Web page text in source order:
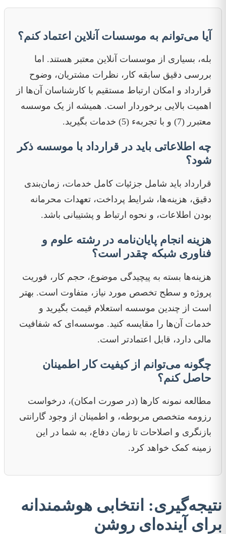
آیا می‌توانم به موسسات آنلاین اعتماد کنم؟
بله، بسیاری از موسسات آنلاین معتبر هستند. اما
بررسی دقیق سابقه کار، نظرات مشتریان، وضوح
قرارداد و امکان ارتباط مستقیم با کارشناسان آن‌ها از
اهمیت بالایی برخوردار است. همیشه از یک موسسه
معتبرر (7) و با تجربهء (5) خدمات بگیرید.
چه اطلاعاتی باید در قرارداد با موسسه ذکر
شود؟
قرارداد باید شامل جزئیات کامل خدمات، زمان‌بندی
دقیق، هزینه‌ها، شرایط پرداخت، تعهدات محرمانه
بودن اطلاعات، و نحوه ارتباط و پشتیبانی باشد.
هزینه انجام پایان‌نامه در رشته علوم و
فناوری شبکه چقدر است؟
هزینه‌ها بسته به پیچیدگی موضوع، حجم کار، فوریت
پروژه و سطح تخصص مورد نیاز، متفاوت است. بهتر
است از چندین موسسه استعلام قیمت بگیرید و
خدمات آن‌ها را مقایسه کنید. موسسه‌ای که شفافیت
مالی دارد، قابل اعتمادتر است.
چگونه می‌توانم از کیفیت کار اطمینان
حاصل کنم؟
مطالعه نمونه کارها (در صورت امکان)، درخواست
رزومه متخصص مربوطه، و اطمینان از وجود گارانتی
بازنگری و اصلاحات تا زمان دفاع، به شما در این
زمینه کمک خواهد کرد.
نتیجه‌گیری: انتخابی هوشمندانه
برای آینده‌ای روشن